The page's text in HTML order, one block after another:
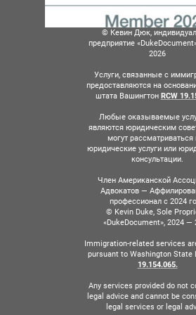
© Кевин Дюк,
предприятие
2026
Услуги, связанные с
предоставляются на
штата Вашингтон RCW
Любые оказываемые
являются юридическим
могут рассматриваться
юридические услуги или
консультации.
Член Американской
Адвокатов —
профессионал с 2024
© Kevin Duke, Sole
«DukeDocument», 2024 —
Immigration-related services
pursuant to Washington State
19.154.065.
Any services provided do not
legal advice and cannot be
legal services or legal